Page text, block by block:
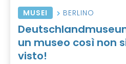
MUSEI BERLINO
un museo così non
visto!